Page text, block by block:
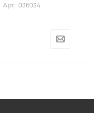
Арт.: 036034